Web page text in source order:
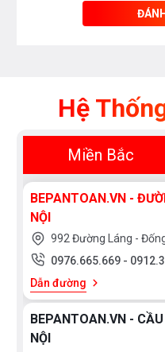
Hệ
Miền Bắc
BEPANTOAN.VN -
NỘI
992 Đường Láng -
0976.665.669 -
Dẫn đường
BEPANTOAN.VN -
NỘI